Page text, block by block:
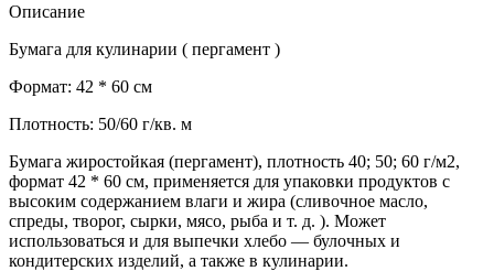
Описание
Бумага для кулинарии ( пергамент )
Формат: 42 * 60 см
Плотность: 50/60 г/кв. м
Бумага жиростойкая (пергамент), плотность 40; 50; 60 г/м2,
формат 42 * 60 см, применяется для упаковки продуктов с
высоким содержанием влаги и жира (сливочное масло,
спреды, творог, сырки, мясо, рыба и т. д. ). Может
использоваться и для выпечки хлебо — булочных и
кондитерских изделий, а также в кулинарии.